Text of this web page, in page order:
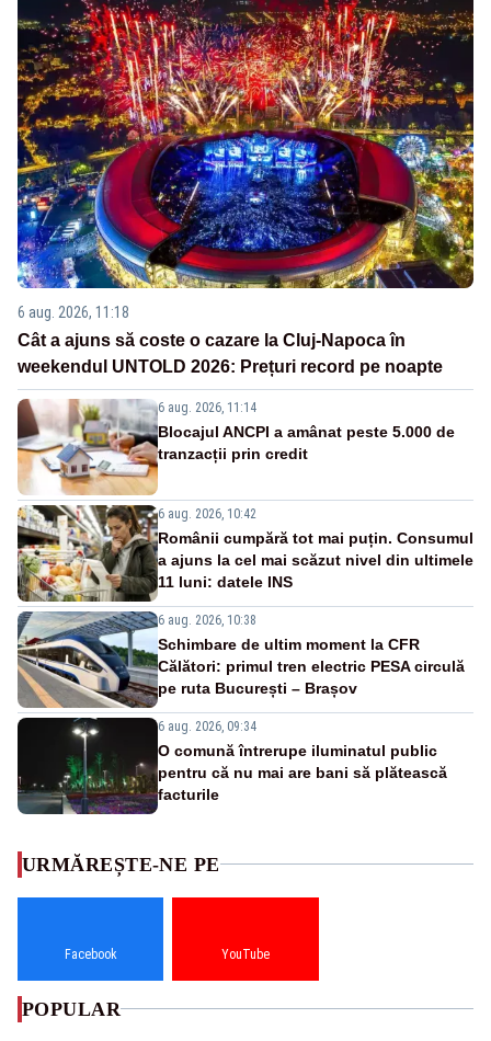
6 aug. 2026, 11:18
Cât a ajuns să coste o cazare la Cluj-Napoca în
weekendul UNTOLD 2026: Prețuri record pe noapte
6 aug. 2026, 11:14
Blocajul ANCPI a amânat peste 5.000 de
tranzacții prin credit
6 aug. 2026, 10:42
Românii cumpără tot mai puțin. Consumul
a ajuns la cel mai scăzut nivel din ultimele
11 luni: datele INS
6 aug. 2026, 10:38
Schimbare de ultim moment la CFR
Călători: primul tren electric PESA circulă
pe ruta București – Brașov
6 aug. 2026, 09:34
O comună întrerupe iluminatul public
pentru că nu mai are bani să plătească
facturile
URMĂREȘTE-NE PE
Facebook YouTube
POPULAR